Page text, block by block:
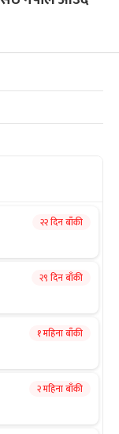
२२ दिन बाँकी
२९ दिन बाँकी
१ महिना बाँकी
२ महिना बाँकी